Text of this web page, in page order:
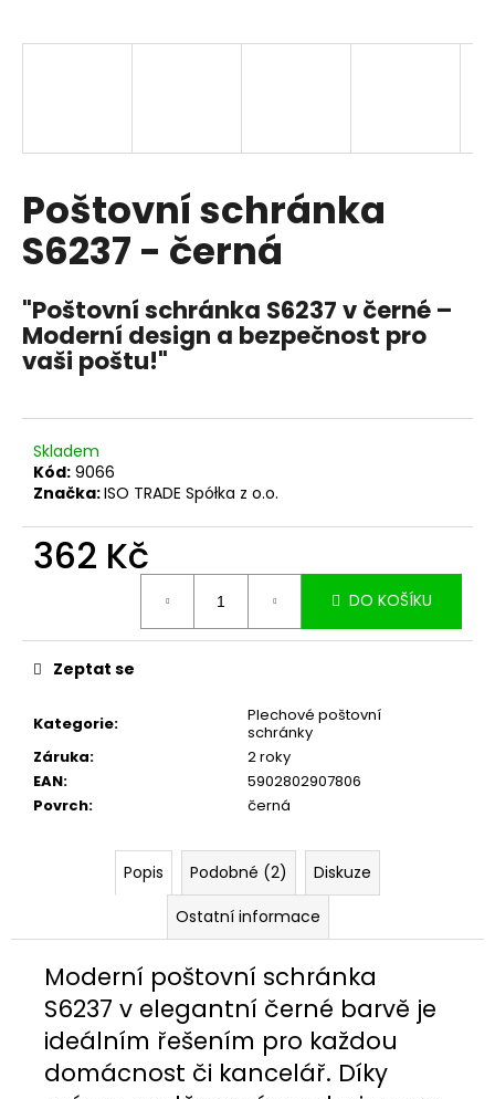
Poštovní schránka
S6237 - černá
"Poštovní schránka S6237 v černé –
Moderní design a bezpečnost pro
vaši poštu!"
Skladem
Kód: 9066
Značka:ISO TRADE Spółka z o.o.
362 Kč
DO KOŠÍKU
Kategorie:
Plechové poštovní
schránky
Záruka:
2 roky
EAN:
5902802907806
Povrch: černá
Zeptat se
Popis Podobné (2)
Diskuze
Ostatní informace
Moderní poštovní schránka
S6237 v elegantní černé barvě je
ideálním řešením pro každou
domácnost či kancelář. Díky
j
?
HLEDAT
D
o
o
u
č
u
e